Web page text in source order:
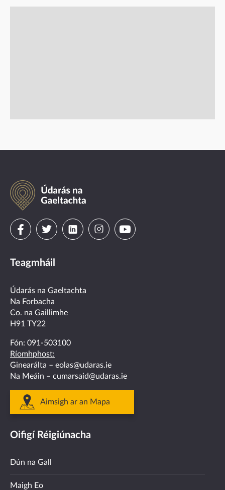
Údarás
na
Gaeltachta
Visit
on
facebook
Visit
on
twitter
Visit
linkedin
VisitVisit
Teagmháil
Údarás na Gaeltachta
Na Forbacha
Co. na Gaillimhe
H91 TY22
Fón: 091-503100
Ríomhphost:
Ginearálta – eolas@udaras.ie
Na Meáin – cumarsaid@udaras.ie
Aimsigh ar an Mapa
Oifigí Réigiúnacha
Dún na Gall
Maigh Eo